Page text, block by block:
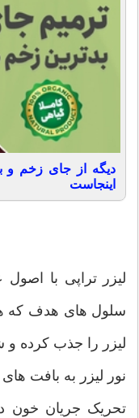
دیگه از جای زخم
اینجاست
لیزر تراپی با
سلول های هدف که
لیزر را جذب کرده و
نور لیزر به بافت
تحریک جریان خون